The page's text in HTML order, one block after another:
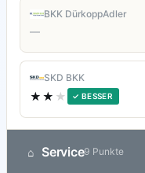
BKK DürkoppAdler
—
SKD BKK
★★ ★ ✓ BESSER
⌂ Service9 Punkte